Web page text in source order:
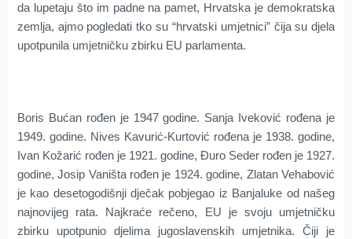
da lupetaju što im padne na pamet, Hrvatska je demokratska
zemlja, ajmo pogledati tko su “hrvatski umjetnici” čija su djela
upotpunila umjetničku zbirku EU parlamenta.
Boris Bućan rođen je 1947 godine. Sanja Iveković rođena je
1949. godine. Nives Kavurić-Kurtović rođena je 1938. godine,
Ivan Kožarić rođen je 1921. godine, Đuro Seder rođen je 1927.
godine, Josip Vaništa rođen je 1924. godine, Zlatan Vehabović
je kao desetogodišnji dječak pobjegao iz Banjaluke od našeg
najnovijeg rata. Najkraće rečeno, EU je svoju umjetničku
zbirku upotpunio djelima jugoslavenskih umjetnika. Čiji je